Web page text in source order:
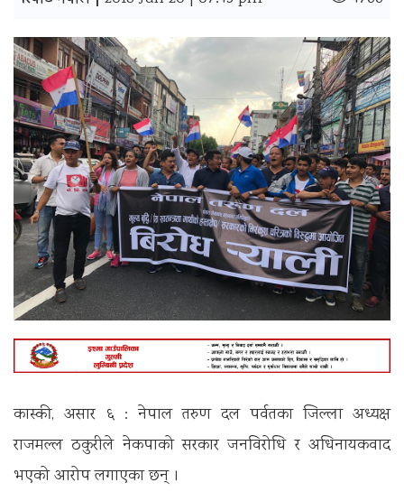
कास्की, असार ६ : नेपाल तरुण दल पर्वतका जिल्ला अध्यक्ष
राजमल्ल ठकुरीले नेकपाको सरकार जनविरोधि र अधिनायकवाद
भएको आरोप लगाएका छन् ।